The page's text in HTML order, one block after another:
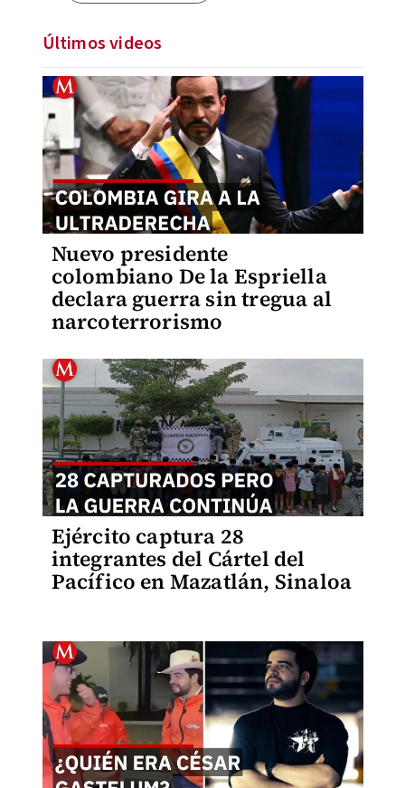
Últimos videos
Nuevo presidente
colombiano De la Espriella
declara guerra sin tregua al
narcoterrorismo
Ejército captura 28
integrantes del Cártel del
Pacífico en Mazatlán, Sinaloa